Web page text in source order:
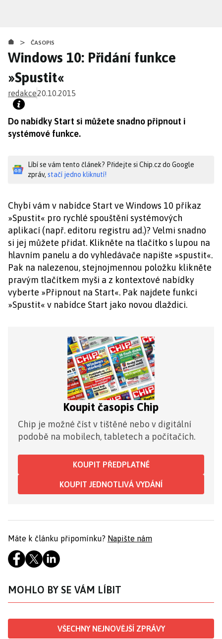
obsahu
> ČASOPIS
Windows 10: Přidání funkce
»Spustit«
redakce20.10.2015
Do nabídky Start si můžete snadno připnout i
systémové funkce.
Líbí se vám tento článek? Přidejte si Chip.cz do Google
zpráv, stačí jedno kliknutí!
Chybí vám v nabídce Start ve Windows 10 příkaz
»Spustit« pro rychlé spouštění systémových
aplikací (např. editoru registru ad.)? Velmi snadno
si jej můžete přidat. Klikněte na tlačítko s lupou na
hlavním panelu a do vyhledávače napište »spustit«.
Pak na nalezenou, stejnojmennou položku klikněte
pravým tlačítkem myši a z kontextové nabídky
vyberte »Připnout na Start«. Pak najdete funkci
»Spustit« v nabídce Start jako novou dlaždici.
Koupit časopis Chip
Chip je možné číst v tištěné nebo v digitální
podobě na mobilech, tabletech a počítačích.
KOUPIT PŘEDPLATNÉ
KOUPIT JEDNOTLIVÁ VYDÁNÍ
Máte k článku připomínku? Napište nám
MOHLO BY SE VÁM LÍBIT
VŠECHNY NEJNOVĚJŠÍ ZPRÁVY